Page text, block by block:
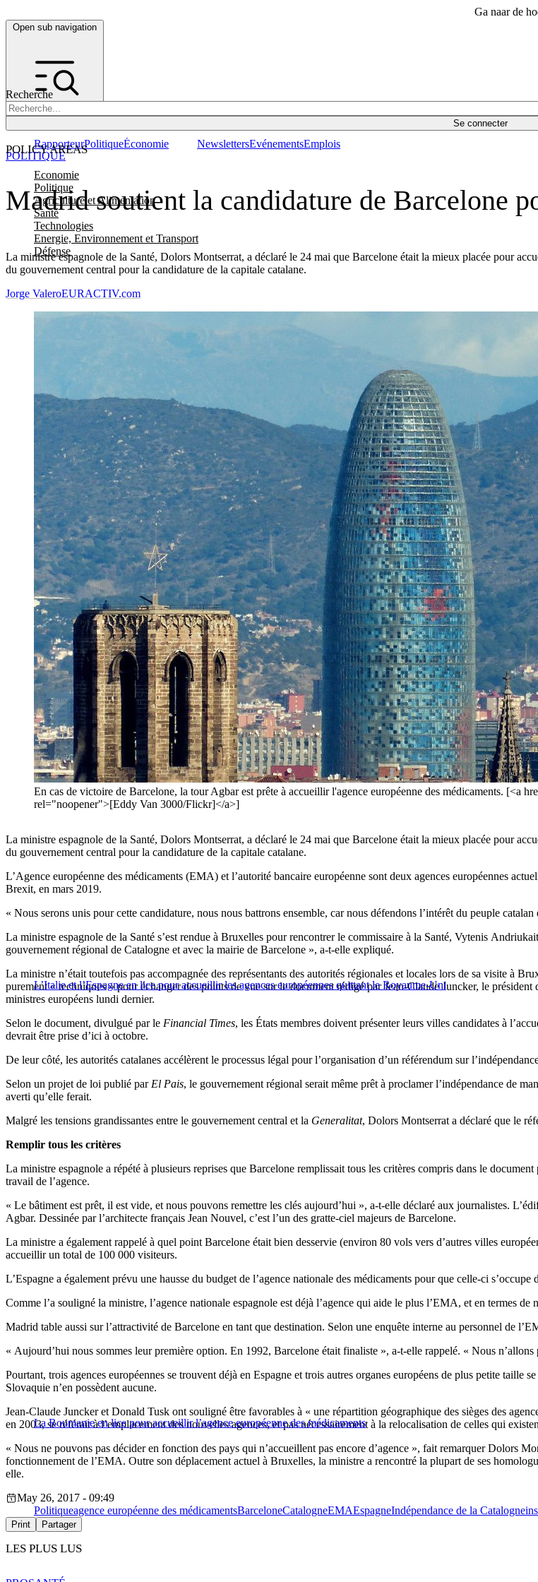
Ga naar de
Open sub navigation
Recherche
Se connecter
POLICY AREAS
Economie
Politique
Agriculture et Alimentation
Santé
Technologies
Energie, Environnement et Transport
Défense
RapporteurPolitiqueÉconomie NewslettersEvénementsEmplois
Madrid soutient la candidature de Barcelone
La ministre espagnole de la Santé, Dolors Montserrat, a déclaré le 24 mai que Barcelone était la mieux placée pour
du gouvernement central pour la candidature de la capitale catalane.
POLITIQUE
Jorge ValeroEURACTIV.com
En cas de victoire de Barcelone, la tour Agbar est prête à accueillir l'agence européenne des médicaments.
rel="noopener">[Eddy Van 3000/Flickr]</a>]
La ministre espagnole de la Santé, Dolors Montserrat, a déclaré le 24 mai que Barcelone était la mieux placée pour
du gouvernement central pour la candidature de la capitale catalane.
L’Agence européenne des médicaments (EMA) et l’autorité bancaire européenne sont deux agences européennes
Brexit, en mars 2019.
« Nous serons unis pour cette candidature, nous nous battrons ensemble, car nous défendons l’intérêt du peuple
La ministre espagnole de la Santé s’est rendue à Bruxelles pour rencontrer le commissaire à la Santé, Vytenis
gouvernement régional de Catalogne et avec la mairie de Barcelone », a-t-elle expliqué.
L’Italie et l’Espagne en lice pour accueillir les agences européennes quittant le Royaume-Uni
La ministre n’était toutefois pas accompagnée des représentants des autorités régionales et locales lors de sa visite à
purement « techniques » pour échanger des points de vue sur le document rédigé par Jean-Claude Juncker, le
ministres européens lundi dernier.
Selon le document, divulgué par le Financial Times, les États membres doivent présenter leurs villes candidates à
devrait être prise d’ici à octobre.
De leur côté, les autorités catalanes accélèrent le processus légal pour l’organisation d’un référendum sur
Selon un projet de loi publié par El Pais, le gouvernement régional serait même prêt à proclamer l’indépendance de
averti qu’elle ferait.
Malgré les tensions grandissantes entre le gouvernement central et la Generalitat, Dolors Montserrat a déclaré que le
Remplir tous les critères
La ministre espagnole a répété à plusieurs reprises que Barcelone remplissait tous les critères compris dans le
travail de l’agence.
« Le bâtiment est prêt, il est vide, et nous pouvons remettre les clés aujourd’hui », a-t-elle déclaré aux journalistes.
Agbar. Dessinée par l’architecte français Jean Nouvel, c’est l’un des gratte-ciel majeurs de Barcelone.
La ministre a également rappelé à quel point Barcelone était bien desservie (environ 80 vols vers d’autres villes
accueillir un total de 100 000 visiteurs.
L’Espagne a également prévu une hausse du budget de l’agence nationale des médicaments pour que celle-ci
Comme l’a souligné la ministre, l’agence nationale espagnole est déjà l’agence qui aide le plus l’EMA, et en termes
Madrid table aussi sur l’attractivité de Barcelone en tant que destination. Selon une enquête interne au personnel de
« Aujourd’hui nous sommes leur première option. En 1992, Barcelone était finaliste », a-t-elle rappelé. « Nous
Pourtant, trois agences européennes se trouvent déjà en Espagne et trois autres organes européens de plus petite
Slovaquie n’en possèdent aucune.
La Roumanie en lice pour accueillir l’agence européenne des médicaments
Jean-Claude Juncker et Donald Tusk ont souligné être favorables à « une répartition géographique des sièges des
en 2003, se référait à l’emplacement des nouvelles agences, et pas nécessairement à la relocalisation de celles qui
« Nous ne pouvons pas décider en fonction des pays qui n’accueillent pas encore d’agence », fait remarquer Dolors
fonctionnement de l’EMA. Outre son déplacement actuel à Bruxelles, la ministre a rencontré la plupart de ses
elle.
May 26, 2017 - 09:49
Politiqueagence européenne des médicamentsBarceloneCatalogneEMAEspagneIndépendance de la Catalogne
Print Partager
LES PLUS LUS